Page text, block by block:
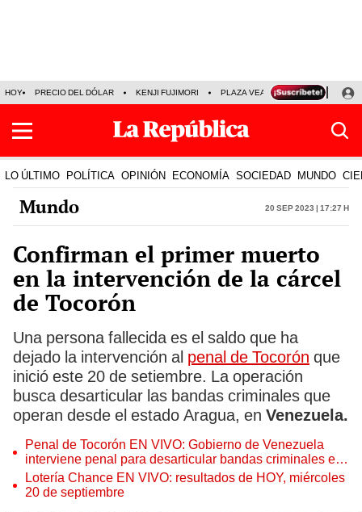
HOY PRECIO DEL DÓLAR KENJI FUJIMORI PLAZA VEA FERIADOS
LO ÚLTIMO POLÍTICA OPINIÓN ECONOMÍA SOCIEDAD MUNDO
Mundo 20 Sep 2023 | 17:27 h
Confirman el primer muerto
en la intervención de la cárcel
de Tocorón
Una persona fallecida es el saldo que ha
dejado la intervención al penal de Tocorón que
inició este 20 de setiembre. La operación
busca desarticular las bandas criminales que
operan desde el estado Aragua, en Venezuela.
Penal de Tocorón EN VIVO: Gobierno de Venezuela
interviene penal para desarticular bandas criminales en
Aragua
Lotería Chance EN VIVO: resultados de HOY, miércoles
20 de septiembre